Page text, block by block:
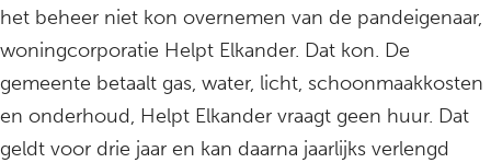
het beheer niet kon overnemen van de pandeigenaar,
woningcorporatie Helpt Elkander. Dat kon. De
gemeente betaalt gas, water, licht, schoonmaakkosten
en onderhoud, Helpt Elkander vraagt geen huur. Dat
geldt voor drie jaar en kan daarna jaarlijks verlengd